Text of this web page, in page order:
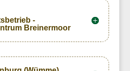
-
Breinermoor